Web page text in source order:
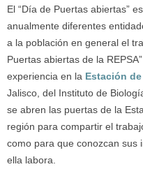
El “Día de Puertas abiertas”
anualmente diferentes
a la población en general el
Puertas abiertas de la
experiencia en la Estación
Jalisco, del Instituto de
se abren las puertas de la
región para compartir el
como para que conozcan sus
ella labora.